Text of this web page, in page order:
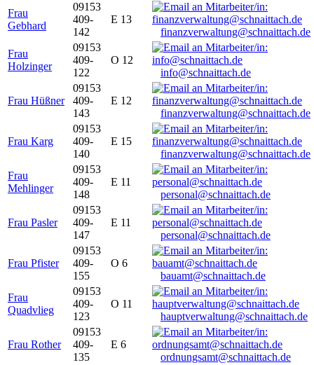
Frau
Gebhard
09153
409-
142
E 13
finanzverwaltung@schnaittach.de
Frau
Holzinger
09153
409-
122
O 12
info@schnaittach.de
Frau Hüßner
09153
409-
143
E 12
finanzverwaltung@schnaittach.de
Frau Karg
09153
409-
140
E 15
finanzverwaltung@schnaittach.de
Frau
Mehlinger
09153
409-
148
E 11
personal@schnaittach.de
Frau Pasler
09153
409-
147
E 11
personal@schnaittach.de
Frau Pfister
09153
409-
155
O 6
bauamt@schnaittach.de
Frau
Quadvlieg
09153
409-
123
O 11
hauptverwaltung@schnaittach.de
Frau Rother
09153
409-
135
E 6
ordnungsamt@schnaittach.de